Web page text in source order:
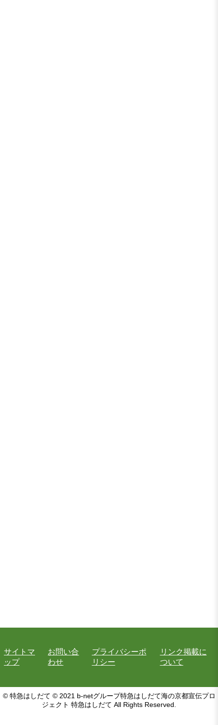
サイトマ
ップ
お問い合
わせ
プライバシーポ
リシー
リンク掲載に
ついて
© 特急はしだて © 2021 b-netグループ特急はしだて海の京都宣伝プロ
ジェクト 特急はしだて All Rights Reserved.